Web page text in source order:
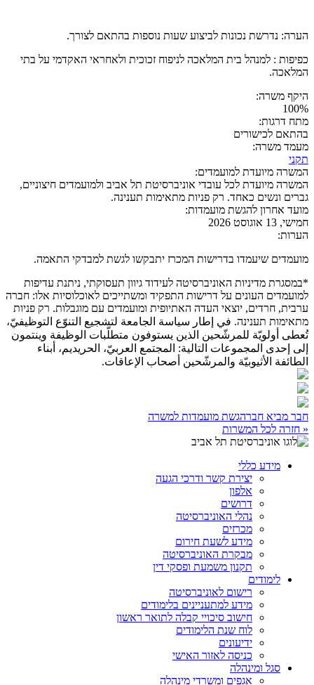
הערה: נדרשת נכונות לביצוע שעות נוספות בהתאם לצורך.
כפיפות : למנהל בית המלאכה לניפוח זכוכית ולאחראי האקדמי על בתי
המלאכה.
היקף משרה:
100%
מתח דרגות:
בהתאם לכישורים
מעמד משרה:
תקני
המשרה מיועדת למועמדים:
המשרה מיועדת לכל עובדי אוניברסיטת תל אביב ולמועמדים חיצוניים,
גברים ונשים כאחד. רק פניות מתאימות תענינה.
מועד אחרון להגשת מועמדות:
חמישי, 13 אוגוסט 2026
הערות:
מועמדים שיעמדו בדרישות המכרז יתבקשו לגשת למבדקי התאמה.
*במסגרת מדיניות האוניברסיטה לעידוד גיוון תעסוקתי, ניתנת עדיפות
למועמדים העונים על דרישות התפקיד ומשתייכים לאוכלוסיות אלו: חברה
ערבית, חרדים, יוצאי העדה האתיופית ומועמדים עם מוגבלות. רק פניות
מתאימות תענינה. في إطار سياسة الجامعة لتشجيع التنوّع التوظيفيّ،
تُعطى أولويّة للمرشّحين الذين يستوفون متطلّبات الوظيفة وينتمون
إلى إحدى المجموعات التالية: المجتمع العربيّ، الحريديم، أبناء
الطائفة الأثيوبيّة والمرشّحين أصحاب الإعاقات.
חבר מביא חברהגשת מועמדות למשרה
« חזרה לכל המשרות
מידע כללי
יצירת קשר ודרכי הגעה
אלפון
דרושים
נהלי האוניברסיטה
מכרזים
מידע לשעת חירום
מבקרת האוניברסיטה
תקנון משמעת ופסקי דין
לימודים
רישום לאוניברסיטה
מידע למתעניינים בלימודים
חישוב סיכויי קבלה לתואר ראשון
לוח שנת הלימודים
ידיעונים
כניסה לאזור האישי
סגל ומינהלה
אגפים ומשרדי מינהלה